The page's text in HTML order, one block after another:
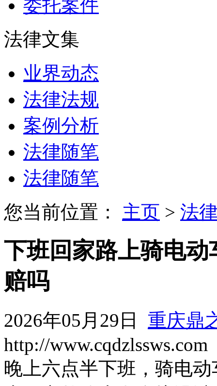
委托案件
法律文集
业界动态
法律法规
案例分析
法律随笔
法律随笔
您当前位置： 主页 > 法
下班回家路上骑电
赔吗
2026年05月29日 重庆鼎
http://www.cqdzlssws.com
晚上六点半下班，骑电